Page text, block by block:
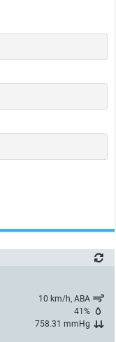
10 km/h, ΑΒΑ
41%
758.31 mmHg